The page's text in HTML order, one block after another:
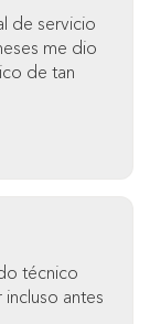
de servicio
me dio
de tan
técnico
antes